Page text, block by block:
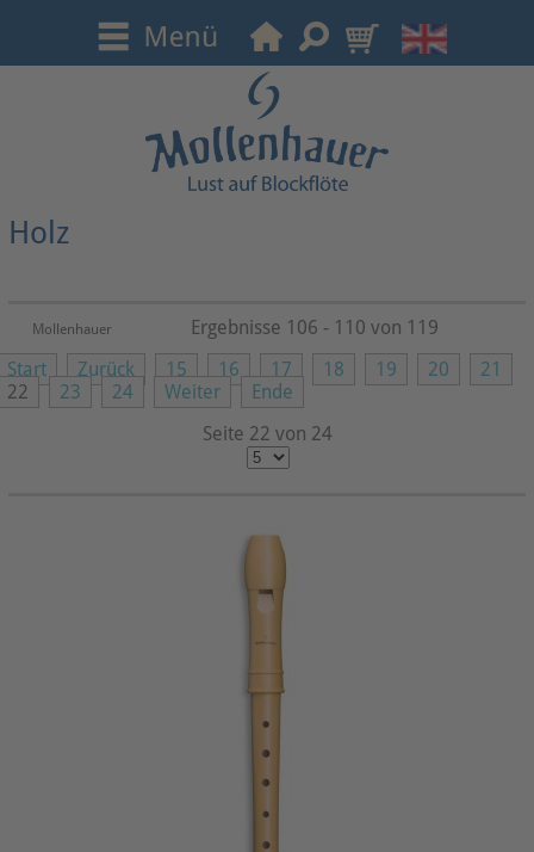
Holz
Mollenhauer
Start Zurück 15 16 17 18 19 20
21
22
23 24 Weiter
Ende
Seite 22 von 24
Ergebnisse 106 - 110 von 119